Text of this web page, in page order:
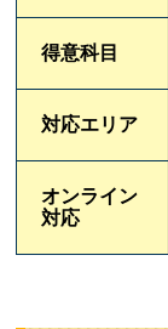
得意科目
対応エリア
オンライン
対応